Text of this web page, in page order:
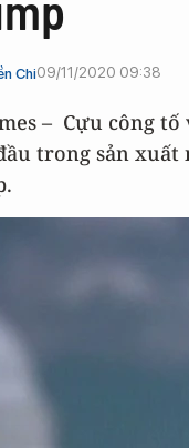
Chi09/11/2020 09:38
– Cựu công tố
trong sản xuất